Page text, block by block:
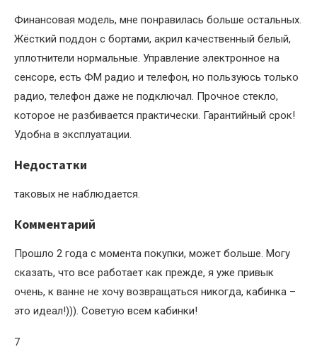
Финансовая модель, мне понравилась больше остальных.
Жёсткий поддон с бортами, акрил качественный белый,
уплотнители нормальные. Управление электронное на
сенсоре, есть ФМ радио и телефон, но пользуюсь только
радио, телефон даже не подключал. Прочное стекло,
которое не разбивается практически. Гарантийный срок!
Удобна в эксплуатации.
Недостатки
таковых не наблюдается.
Комментарий
Прошло 2 года с момента покупки, может больше. Могу
сказать, что все работает как прежде, я уже привык
очень, к ванне не хочу возвращаться никогда, кабинка –
это идеал!))). Советую всем кабинки!
7